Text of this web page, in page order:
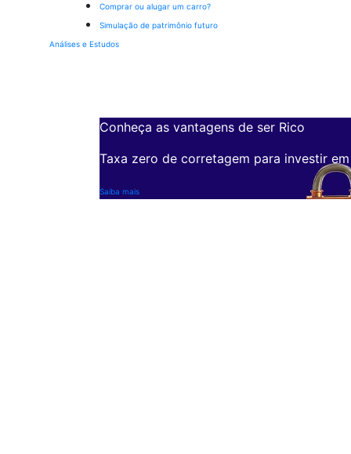
Comprar ou alugar um carro?
Simulação de patrimônio futuro
Análises e Estudos
Conheça as vantagens de ser Rico
Taxa zero de corretagem para investir
Saiba mais